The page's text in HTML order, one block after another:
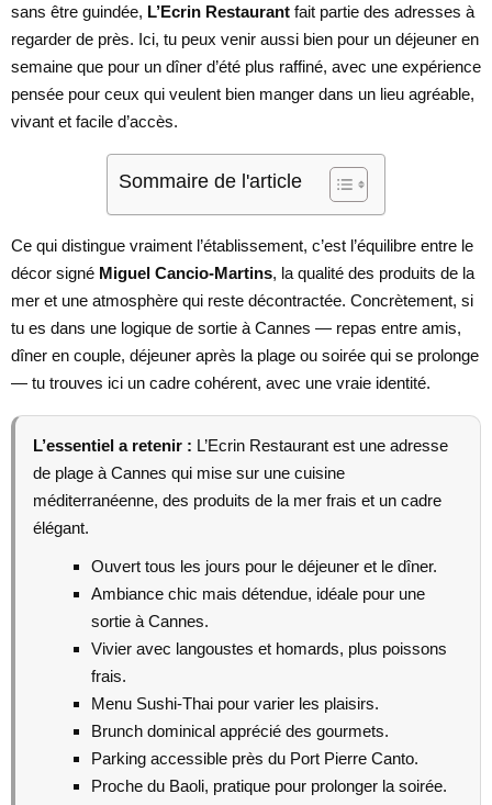
sans être guindée, L’Ecrin Restaurant fait partie des adresses à
regarder de près. Ici, tu peux venir aussi bien pour un déjeuner en
semaine que pour un dîner d’été plus raffiné, avec une expérience
pensée pour ceux qui veulent bien manger dans un lieu agréable,
vivant et facile d’accès.
Sommaire de l'article
Ce qui distingue vraiment l’établissement, c’est l’équilibre entre le
décor signé Miguel Cancio-Martins, la qualité des produits de la
mer et une atmosphère qui reste décontractée. Concrètement, si
tu es dans une logique de sortie à Cannes — repas entre amis,
dîner en couple, déjeuner après la plage ou soirée qui se prolonge
— tu trouves ici un cadre cohérent, avec une vraie identité.
L’essentiel a retenir : L’Ecrin Restaurant est une adresse
de plage à Cannes qui mise sur une cuisine
méditerranéenne, des produits de la mer frais et un cadre
élégant.
Ouvert tous les jours pour le déjeuner et le dîner.
Ambiance chic mais détendue, idéale pour une
sortie à Cannes.
Vivier avec langoustes et homards, plus poissons
frais.
Menu Sushi-Thai pour varier les plaisirs.
Brunch dominical apprécié des gourmets.
Parking accessible près du Port Pierre Canto.
Proche du Baoli, pratique pour prolonger la soirée.